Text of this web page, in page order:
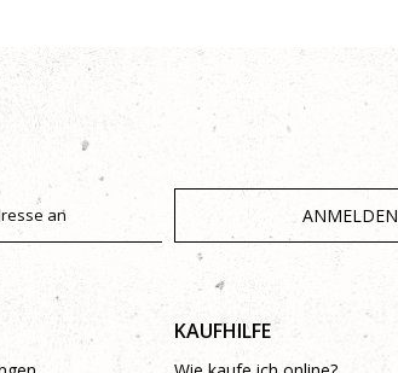
ANMELDEN
KAUFHILFE